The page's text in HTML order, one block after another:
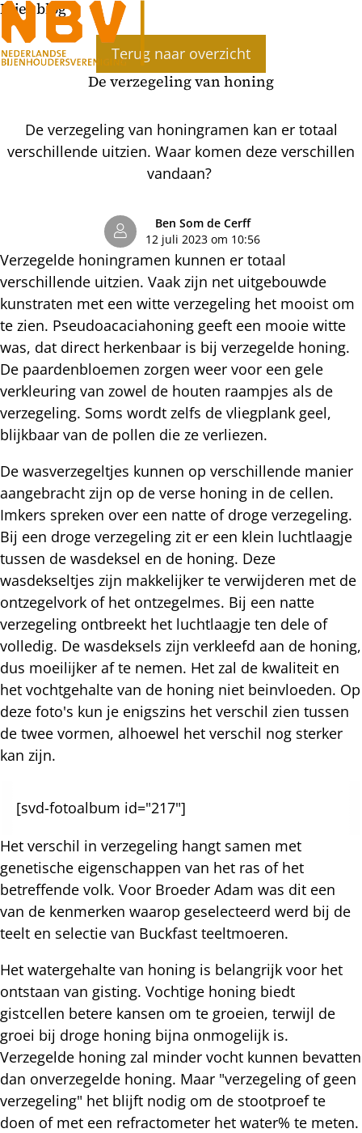
Bijenblog
Terug naar overzicht
De verzegeling van honing
De verzegeling van honingramen kan er totaal
verschillende uitzien. Waar komen deze verschillen
vandaan?
Ben Som de Cerff
12 juli 2023 om 10:56
Verzegelde honingramen kunnen er totaal
verschillende uitzien. Vaak zijn net uitgebouwde
kunstraten met een witte verzegeling het mooist om
te zien. Pseudoacaciahoning geeft een mooie witte
was, dat direct herkenbaar is bij verzegelde honing.
De paardenbloemen zorgen weer voor een gele
verkleuring van zowel de houten raampjes als de
verzegeling. Soms wordt zelfs de vliegplank geel,
blijkbaar van de pollen die ze verliezen.
De wasverzegeltjes kunnen op verschillende manier
aangebracht zijn op de verse honing in de cellen.
Imkers spreken over een natte of droge verzegeling.
Bij een droge verzegeling zit er een klein luchtlaagje
tussen de wasdeksel en de honing. Deze
wasdekseltjes zijn makkelijker te verwijderen met de
ontzegelvork of het ontzegelmes. Bij een natte
verzegeling ontbreekt het luchtlaagje ten dele of
volledig. De wasdeksels zijn verkleefd aan de honing,
dus moeilijker af te nemen. Het zal de kwaliteit en
het vochtgehalte van de honing niet beinvloeden. Op
deze foto's kun je enigszins het verschil zien tussen
de twee vormen, alhoewel het verschil nog sterker
kan zijn.
[svd-fotoalbum id="217"]
Het verschil in verzegeling hangt samen met
genetische eigenschappen van het ras of het
betreffende volk. Voor Broeder Adam was dit een
van de kenmerken waarop geselecteerd werd bij de
teelt en selectie van Buckfast teeltmoeren.
Het watergehalte van honing is belangrijk voor het
ontstaan van gisting. Vochtige honing biedt
gistcellen betere kansen om te groeien, terwijl de
groei bij droge honing bijna onmogelijk is.
Verzegelde honing zal minder vocht kunnen bevatten
dan onverzegelde honing. Maar "verzegeling of geen
verzegeling" het blijft nodig om de stootproef te
doen of met een refractometer het water% te meten.